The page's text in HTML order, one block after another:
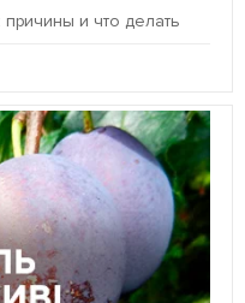
и что делать